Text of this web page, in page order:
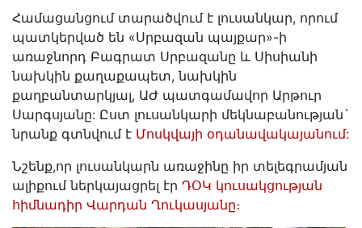
Համացանցում տարածվում է լուսանկար, որում
պատկերված են «Սրբազան պայքար»-ի
առաջնորդ Բագրատ Սրբազանը և Սիսիանի
նախկին քաղաքապետ, նախկին
քաղբանտարկյալ, ԱԺ պատգամավոր Արթուր
Սարգսյանը: Ըստ լուսանկարի մեկնաբանության`
նրանք գտնվում է Մոսկվայի օդանավակայանում:
Նշենք,որ լուսանկարն առաջինը իր տելեգրամյան
ալիքում ներկայացրել էր ԴՕԿ կուսակցության
հիմնադիր Վարդան Ղուկասյանը։